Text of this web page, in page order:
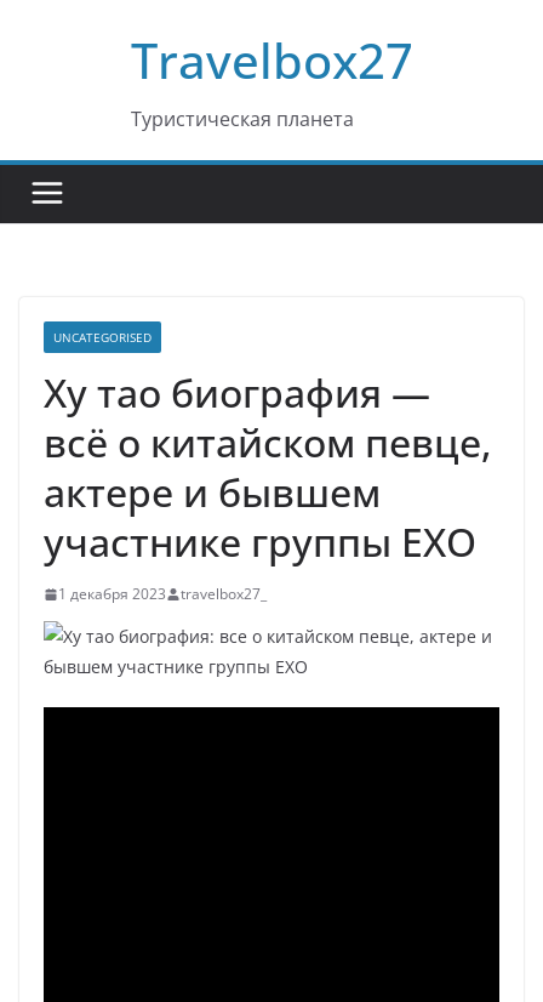
Travelbox27
Туристическая планета
UNCATEGORISED
Ху тао биография —
всё о китайском певце,
актере и бывшем
участнике группы EXO
1 декабря 2023 travelbox27_